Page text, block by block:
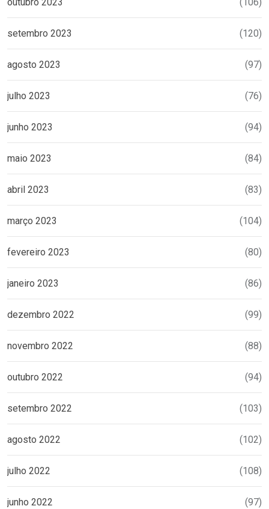
setembro 2023 (120)
agosto 2023 (97)
julho 2023 (76)
junho 2023 (94)
maio 2023 (84)
abril 2023 (83)
março 2023 (104)
fevereiro 2023 (80)
janeiro 2023 (86)
dezembro 2022 (99)
novembro 2022 (88)
outubro 2022 (94)
setembro 2022 (103)
agosto 2022 (102)
julho 2022 (108)
junho 2022 (97)